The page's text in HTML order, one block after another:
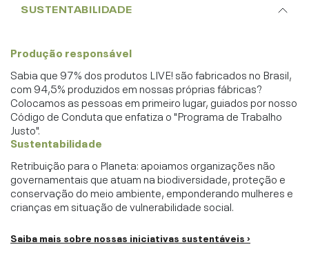
SUSTENTABILIDADE
Produção responsável
Sabia que 97% dos produtos LIVE! são fabricados no Brasil,
com 94,5% produzidos em nossas próprias fábricas?
Colocamos as pessoas em primeiro lugar, guiados por nosso
Código de Conduta que enfatiza o "Programa de Trabalho
Justo".
Sustentabilidade
Retribuição para o Planeta: apoiamos organizações não
governamentais que atuam na biodiversidade, proteção e
conservação do meio ambiente, emponderando mulheres e
crianças em situação de vulnerabilidade social.
Saiba mais sobre nossas iniciativas sustentáveis ›